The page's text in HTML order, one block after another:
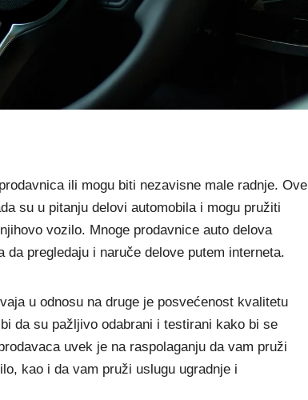
ili mogu biti nezavisne male radnje. Ove
su u pitanju delovi automobila i mogu pružiti
vozilo. Mnoge prodavnice auto delova
pregledaju i naruče delove putem interneta.
u odnosu na druge je posvećenost kvalitetu
da su pažljivo odabrani i testirani kako bi se
uvek je na raspolaganju da vam pruži
kao i da vam pruži uslugu ugradnje i